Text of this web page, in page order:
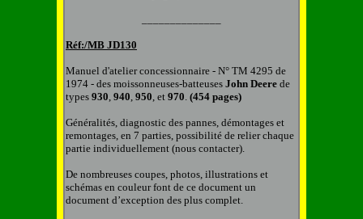
Réf:/MB JD130
Manuel d'atelier concessionnaire - N° TM 4295 de
1974 - des moissonneuses-batteuses John Deere de
types 930, 940, 950, et 970. (454 pages)
Généralités, diagnostic des pannes, démontages et
remontages, en 7 parties, possibilité de relier chaque
partie individuellement (nous contacter).
De nombreuses coupes, photos, illustrations et
schémas en couleur font de ce document un
document d’exception des plus complet.